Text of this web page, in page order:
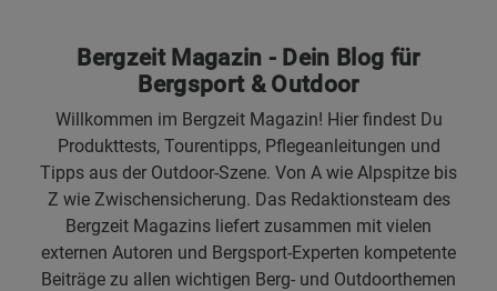
Bergzeit Magazin - Dein Blog für
Bergsport & Outdoor
Willkommen im Bergzeit Magazin! Hier findest Du
Produkttests, Tourentipps, Pflegeanleitungen und
Tipps aus der Outdoor-Szene. Von A wie Alpspitze bis
Z wie Zwischensicherung. Das Redaktionsteam des
Bergzeit Magazins liefert zusammen mit vielen
externen Autoren und Bergsport-Experten kompetente
Beiträge zu allen wichtigen Berg- und Outdoorthemen